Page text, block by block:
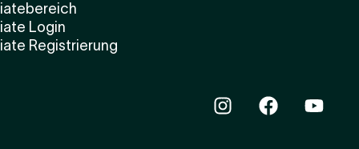
Login
Registrierung